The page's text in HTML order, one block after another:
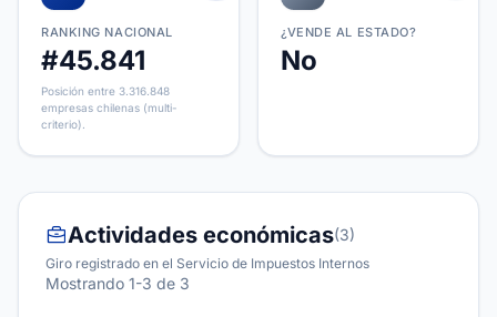
RANKING NACIONAL
#45.841
Posición entre 3.316.848
empresas chilenas (multi-
criterio).
¿VENDE AL ESTADO?
No
Actividades económicas(3)
Giro registrado en el Servicio de Impuestos Internos
Mostrando 1-3 de 3